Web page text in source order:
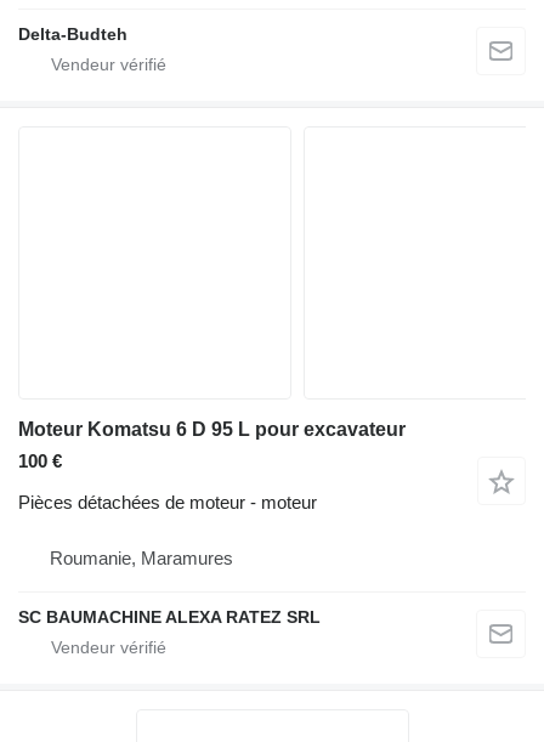
Delta-Budteh
Moteur Komatsu 6 D 95 L pour excavateur
100 €
Pièces détachées de moteur - moteur
Roumanie, Maramures
SC BAUMACHINE ALEXA RATEZ SRL